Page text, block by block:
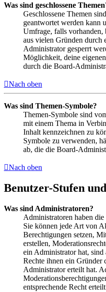
Was sind geschlossene
Geschlossene Themen
geantwortet werden kann
Umfrage, falls vorhanden,
aus vielen Gründen durch
Administrator gesperrt
Möglichkeit, deine
durch die Board-
Nach oben
Was sind Themen-Symbole?
Themen-Symbole sind
mit einem Thema in
Inhalt kennzeichnen zu
Symbole zu verwenden,
ab, die die Board-
Nach oben
Benutzer-Stufen
Was sind Administratoren?
Administratoren haben
Sie können jede Art von
Berechtigungen setzen,
erstellen,
ein Administrator hat,
Rechte ihnen ein Gründer
Administrator erteilt hat.
entsprechende Recht